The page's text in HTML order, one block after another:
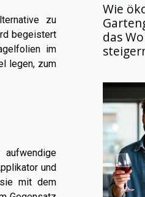
zu
begeistert
im
legen, zum
und
mit dem
Wie
das